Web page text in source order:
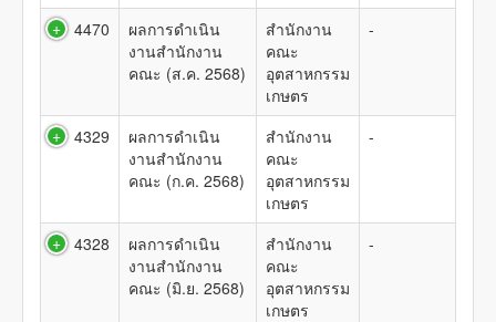
4470
ผลการดำเนิน
งานสำนักงาน
คณะ (ส.ค. 2568)
สำนักงาน
คณะ
อุตสาหกรรม
เกษตร
-
4329
ผลการดำเนิน
งานสำนักงาน
คณะ (ก.ค. 2568)
สำนักงาน
คณะ
อุตสาหกรรม
เกษตร
-
4328
ผลการดำเนิน
งานสำนักงาน
คณะ (มิ.ย. 2568)
สำนักงาน
คณะ
อุตสาหกรรม
เกษตร
-